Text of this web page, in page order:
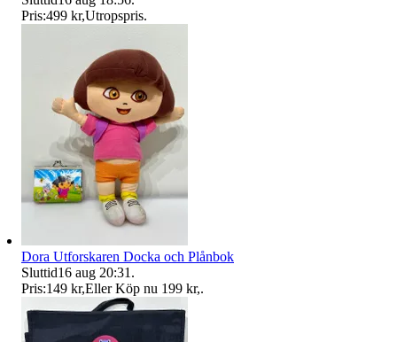
Pris:499 kr,Utropspris.
Dora Utforskaren Docka och Plånbok
Sluttid16 aug 20:31 .
Pris:149 kr,Eller Köp nu 199 kr,.